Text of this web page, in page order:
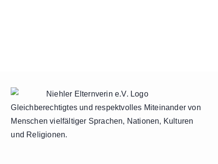
Gleichberechtigtes und respektvolles Miteinander von
Menschen vielfältiger Sprachen, Nationen, Kulturen
und Religionen.